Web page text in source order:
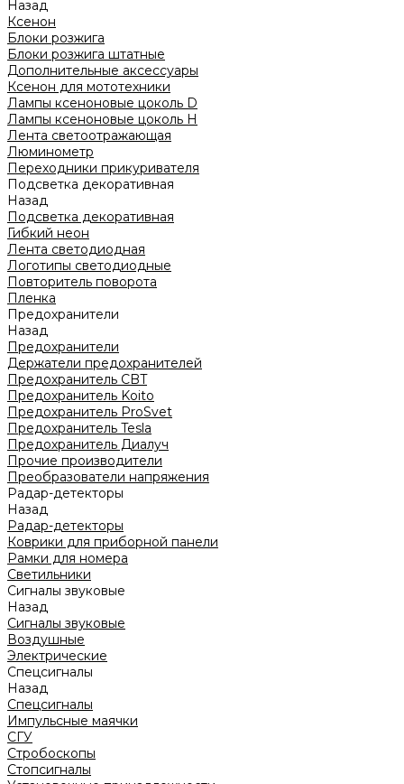
Назад
Ксенон
Блоки розжига
Блоки розжига штатные
Дополнительные аксессуары
Ксенон для мототехники
Лампы ксеноновые цоколь D
Лампы ксеноновые цоколь H
Лента светоотражающая
Люминометр
Переходники прикуривателя
Подсветка декоративная
Назад
Подсветка декоративная
Гибкий неон
Лента светодиодная
Логотипы светодиодные
Повторитель поворота
Пленка
Предохранители
Назад
Предохранители
Держатели предохранителей
Предохранитель CBT
Предохранитель Koito
Предохранитель ProSvet
Предохранитель Tesla
Предохранитель Диалуч
Прочие производители
Преобразователи напряжения
Радар-детекторы
Назад
Радар-детекторы
Коврики для приборной панели
Рамки для номера
Светильники
Сигналы звуковые
Назад
Сигналы звуковые
Воздушные
Электрические
Спецсигналы
Назад
Спецсигналы
Импульсные маячки
СГУ
Стробоскопы
Стопсигналы